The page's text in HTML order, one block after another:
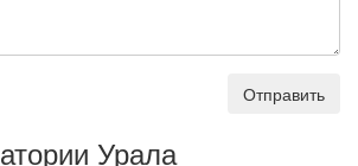
Отправить
Урала